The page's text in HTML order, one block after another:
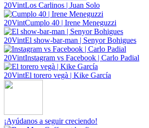
20VintLos Carlinos | Juan Solo
20VintCumplo 40 | Irene Meneguzzi
20VintEl show-bar-man | Senyor Bohigues
20VintInstagram vs Facebook | Carlo Padial
20VintEl torero vegà | Kike García
¡Ayúdanos a seguir creciendo!